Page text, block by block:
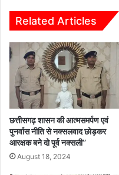
पानी
पूर्णतः
सुरक्षित
घोषित
Related Articles
छत्तीसगढ़ शासन की आत्मसमर्पण एवं
पुनर्वास नीति से नक्सलवाद छोड़कर
आरक्षक बने दो पूर्व नक्सली’’
August 18, 2024